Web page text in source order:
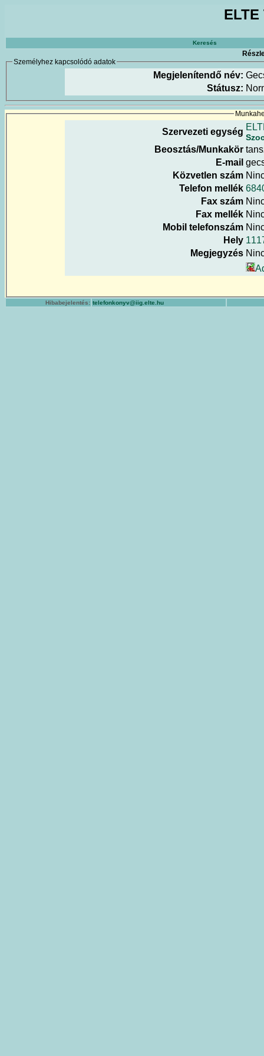
Keresés
Személyhez kapcsolódó adatok
Megjelenítendő név:
Státusz:
Szervezeti egység
Beosztás/Munkakör
E-mail
Közvetlen szám
Telefon mellék
Fax szám
Fax mellék
Mobil telefonszám
Hely
Megjegyzés
Hibabejelentés: telefonkonyv@iig.elte.hu